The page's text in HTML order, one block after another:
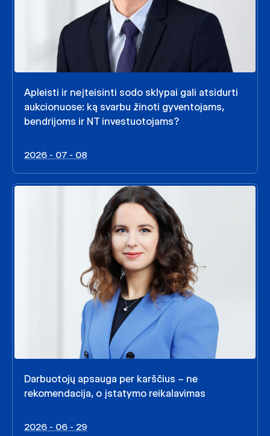
Apleisti ir neįteisinti sodo sklypai gali atsidurti
aukcionuose: ką svarbu žinoti gyventojams,
bendrijoms ir NT investuotojams?
2026 - 07 - 08
Darbuotojų apsauga per karščius – ne
rekomendacija, o įstatymo reikalavimas
2026 - 06 - 29